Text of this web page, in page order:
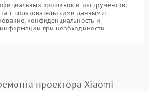
прошивок и инструментов,
с пользовательскими данными:
конфиденциальность и
информации при необходимости
проектора Xiaomi